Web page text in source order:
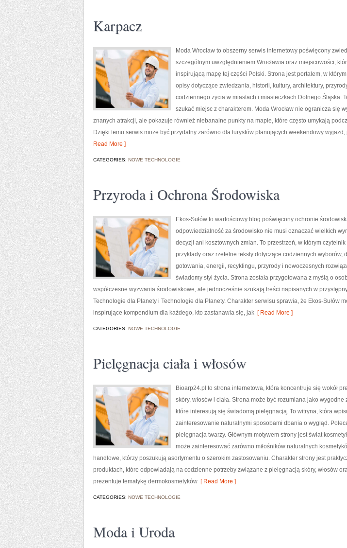
Karpacz
Moda Wrocław to obszerny serwis internetowy poświęcony
szczególnym uwzględnieniem Wrocławia oraz miejscowości,
inspirującą mapę tej części Polski. Strona jest portalem, w
opisy dotyczące zwiedzania, historii, kultury, architektury,
codziennego życia w miastach i miasteczkach Dolnego Śląska.
szukać miejsc z charakterem. Moda Wrocław nie ogranicza się
znanych atrakcji, ale pokazuje również niebanalne punkty na mapie, które często umykają
Dzięki temu serwis może być przydatny zarówno dla turystów planujących weekendowy
Read More ]
CATEGORIES: NOWE TECHNOLOGIE
Przyroda i Ochrona Środowiska
Ekos-Sułów to wartościowy blog poświęcony ochronie
odpowiedzialność za środowisko nie musi oznaczać wielkich
decyzji ani kosztownych zmian. To przestrzeń, w którym
przykłady oraz rzetelne teksty dotyczące codziennych wyborów,
gotowania, energii, recyklingu, przyrody i nowoczesnych
świadomy styl życia. Strona została przygotowana z myślą o
współczesne wyzwania środowiskowe, ale jednocześnie szukają treści napisanych w
Technologie dla Planety i Technologie dla Planety. Charakter serwisu sprawia, że Ekos-Sułów
inspirujące kompendium dla każdego, kto zastanawia się, jak [ Read More ]
CATEGORIES: NOWE TECHNOLOGIE
Pielęgnacja ciała i włosów
Bioarp24.pl to strona internetowa, która koncentruje się wokół
skóry, włosów i ciała. Strona może być rozumiana jako
które interesują się świadomą pielęgnacją. To witryna, która
zainteresowanie naturalnymi sposobami dbania o wygląd.
pielęgnacja twarzy. Głównym motywem strony jest świat
może zainteresować zarówno miłośników naturalnych
handlowe, którzy poszukują asortymentu o szerokim zastosowaniu. Charakter strony jest
produktach, które odpowiadają na codzienne potrzeby związane z pielęgnacją skóry, włosów
prezentuje tematykę dermokosmetyków [ Read More ]
CATEGORIES: NOWE TECHNOLOGIE
Moda i Uroda